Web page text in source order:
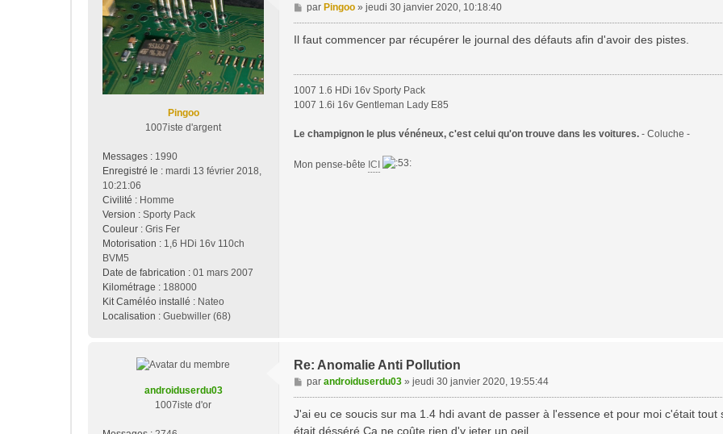
Pingoo
1007iste d'argent
Messages : 1990
Enregistré le : mardi 13 février 2018,
10:21:06
Civilité : Homme
Version : Sporty Pack
Couleur : Gris Fer
Motorisation : 1,6 HDi 16v 110ch
BVM5
Date de fabrication : 01 mars 2007
Kilométrage : 188000
Kit Caméléo installé : Nateo
Localisation : Guebwiller (68)
M
e
s
e
par Pingoo» jeudi 30 janvier 2020, 10:18:40
Il faut commencer par récupérer le journal des défauts afin d'avoir des pistes.
1007 1.6 HDi 16v Sporty Pack
1007 1.6i 16v Gentleman Lady E85
Le champignon le plus vénéneux, c'est celui qu'on trouve dans les voitures. - Coluche -
Mon pense-bête ICI
androiduserdu03
1007iste d'or
Re: Anomalie Anti Pollution
M
e
s
par androiduserdu03» jeudi 30 janvier 2020, 19:55:44
J'ai eu ce soucis sur ma 1.4 hdi avant de passer à l'essence et pour moi c'était
était désséré.Ca ne coûte rien d'y jeter un oeil.